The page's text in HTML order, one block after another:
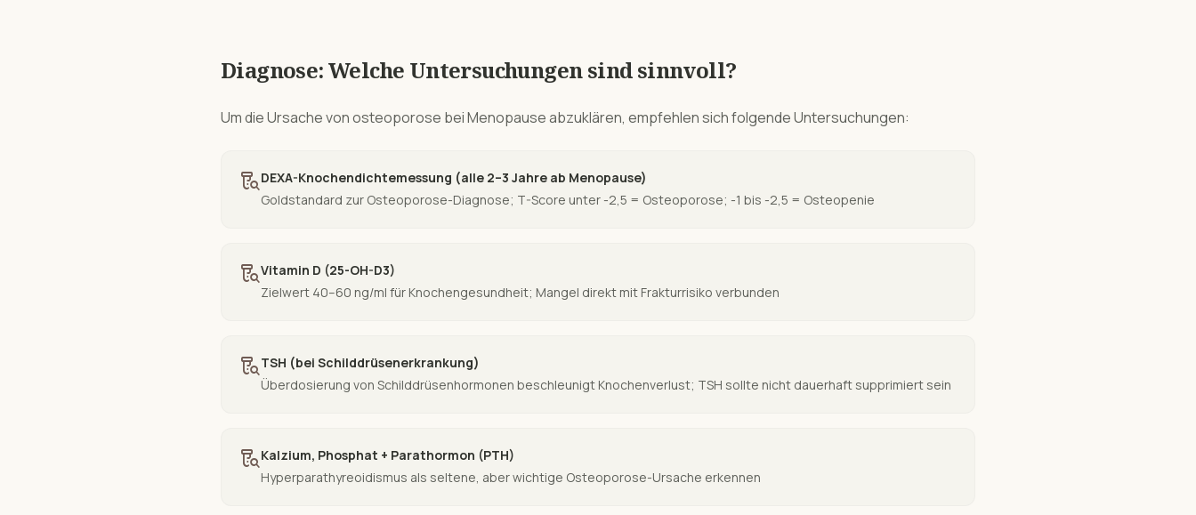
Diagnose: Welche Untersuchungen sind sinnvoll?
Um die Ursache vonosteoporose beiMenopauseabzuklären, empfehlen sich folgende Untersuchungen:
lab_researchDEXA-Knochendichtemessung (alle 2–3 Jahre ab Menopause)
Goldstandard zur Osteoporose-Diagnose; T-Score unter -2,5 = Osteoporose; -1 bis -2,5 = Osteopenie
lab_researchVitamin D (25-OH-D3)
Zielwert 40–60 ng/ml für Knochengesundheit; Mangel direkt mit Frakturrisiko verbunden
lab_researchTSH (bei Schilddrüsenerkrankung)
Überdosierung von Schilddrüsenhormonen beschleunigt Knochenverlust; TSH sollte nicht dauerhaft supprimiert sein
lab_researchKalzium, Phosphat + Parathormon (PTH)
Hyperparathyreoidismus als seltene, aber wichtige Osteoporose-Ursache erkennen